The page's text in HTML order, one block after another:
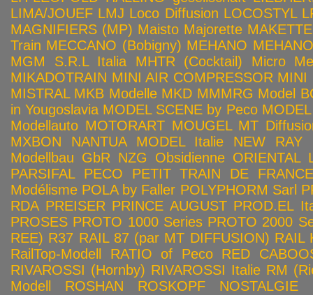
LIMA/JOUEF LMJ Loco Diffusion LOCOSTYL
MAGNIFIERS (MP) Maisto Majorette MAKETTE
Train MECCANO (Bobigny) MEHANO
MGM S.R.L Italia
MHTR (Cocktail)
Micro
MIKADOTRAIN MINI AIR COMPRESSOR MINI
MISTRAL MKB Modelle MKD MMMRG Model
in Yougoslavia MODEL SCENE by Peco
Modellauto MOTORART MOUGEL MT
MXBON
NANTUA MODEL Italie NEW RAY
Modellbau GbR NZG Obsidienne ORIENTAL
PARSIFAL
PECO
PETIT TRAIN DE FRANCE
Modélisme POLA by Faller POLYPHORM Sarl
RDA PREISER PRINCE AUGUST PROD.EL
PROSES PROTO 1000 Series PROTO 2000
REE) R37 RAIL 87 (par MT DIFFUSION) RAIL
RailTop-Modell
RATIO of Peco
RED
RIVAROSSI (Hornby) RIVAROSSI Italie RM
Modell
ROSHAN ROSKOPF NOSTALGIE